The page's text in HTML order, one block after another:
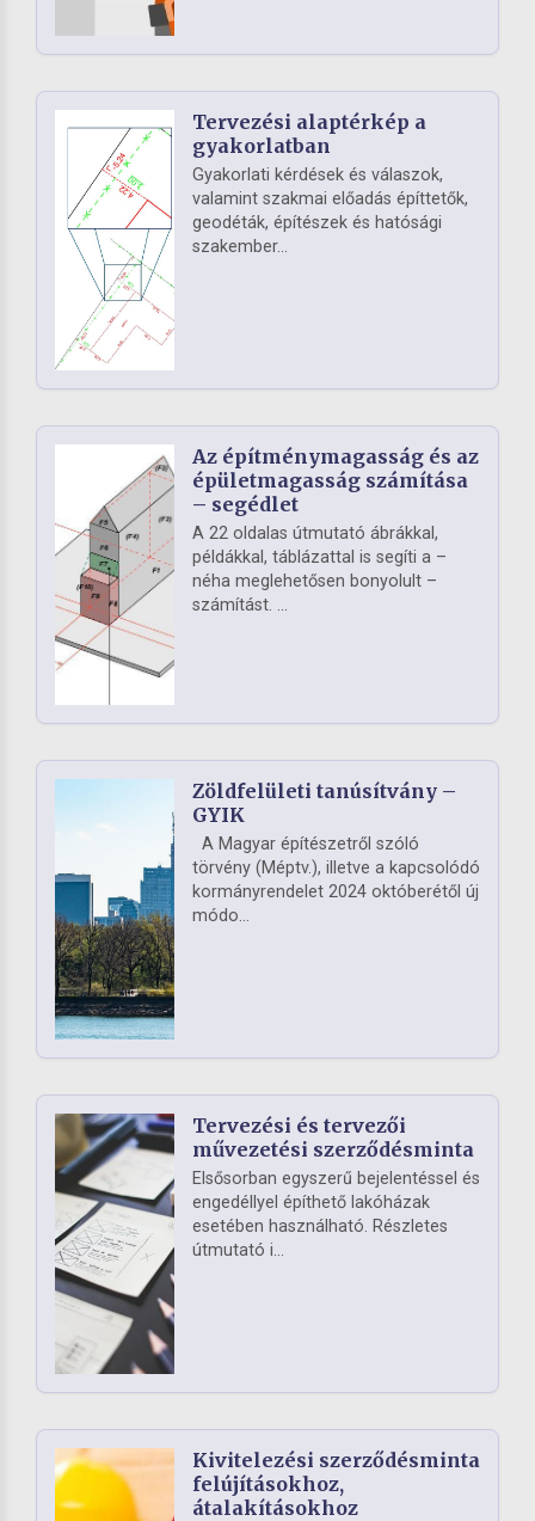
Tervezési alaptérkép a
gyakorlatban
Gyakorlati kérdések és válaszok,
valamint szakmai előadás építtetők,
geodéták, építészek és hatósági
szakember...
Az építménymagasság és az
épületmagasság számítása
– segédlet
A 22 oldalas útmutató ábrákkal,
példákkal, táblázattal is segíti a –
néha meglehetősen bonyolult –
számítást. ...
Zöldfelületi tanúsítvány –
GYIK
A Magyar építészetről szóló
törvény (Méptv.), illetve a kapcsolódó
kormányrendelet 2024 októberétől új
módo...
Tervezési és tervezői
művezetési szerződésminta
Elsősorban egyszerű bejelentéssel és
engedéllyel építhető lakóházak
esetében használható. Részletes
útmutató i...
Kivitelezési szerződésminta
felújításokhoz,
átalakításokhoz